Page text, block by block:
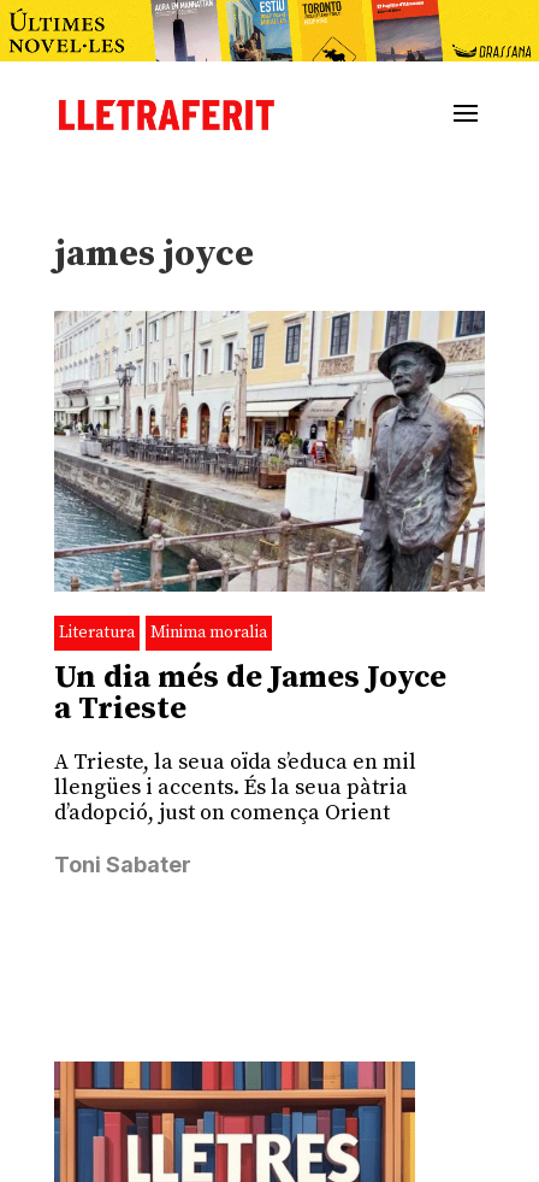
james joyce
Literatura Minima moralia
Un dia més de James Joyce
a Trieste
A Trieste, la seua oïda s’educa en mil
llengües i accents. És la seua pàtria
d’adopció, just on comença Orient
Toni Sabater